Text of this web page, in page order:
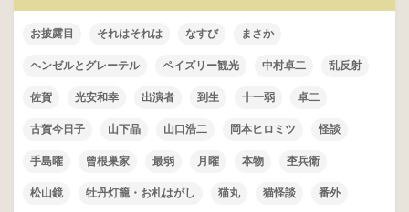
お披露目 それはそれは なすび まさか
ヘンゼルとグレーテル ペイズリー観光 中村卓二 乱反射
佐賀 光安和幸 出演者 到生 十一弱 卓二
古賀今日子 山下晶 山口浩二 岡本ヒロミツ 怪談
手島曜 曾根巣家 最弱 月曜 本物 杢兵衛
松山鏡 牡丹灯籠・お札はがし 猫丸 猫怪談 番外